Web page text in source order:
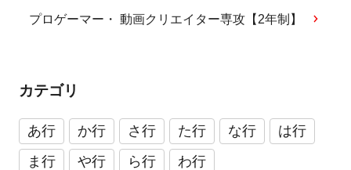
プロゲーマー・ 動画クリエイター専攻【2年制】
カテゴリ
あ行 か行 さ行 た行 な行
は行
ま行
や行 ら行 わ行